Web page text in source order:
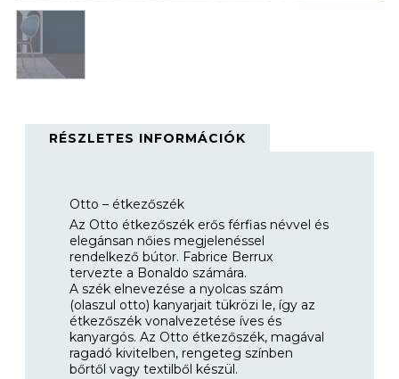
RÉSZLETES INFORMÁCIÓK
Otto – étkezőszék
Az Otto étkezőszék erős férfias névvel és
elegánsan nőies megjelenéssel
rendelkező bútor. Fabrice Berrux
tervezte a Bonaldo számára.
A szék elnevezése a nyolcas szám
(olaszul otto) kanyarjait tükrözi le, így az
étkezőszék vonalvezetése íves és
kanyargós. Az Otto étkezőszék, magával
ragadó kivitelben, rengeteg színben
bőrtől vagy textilből készül.